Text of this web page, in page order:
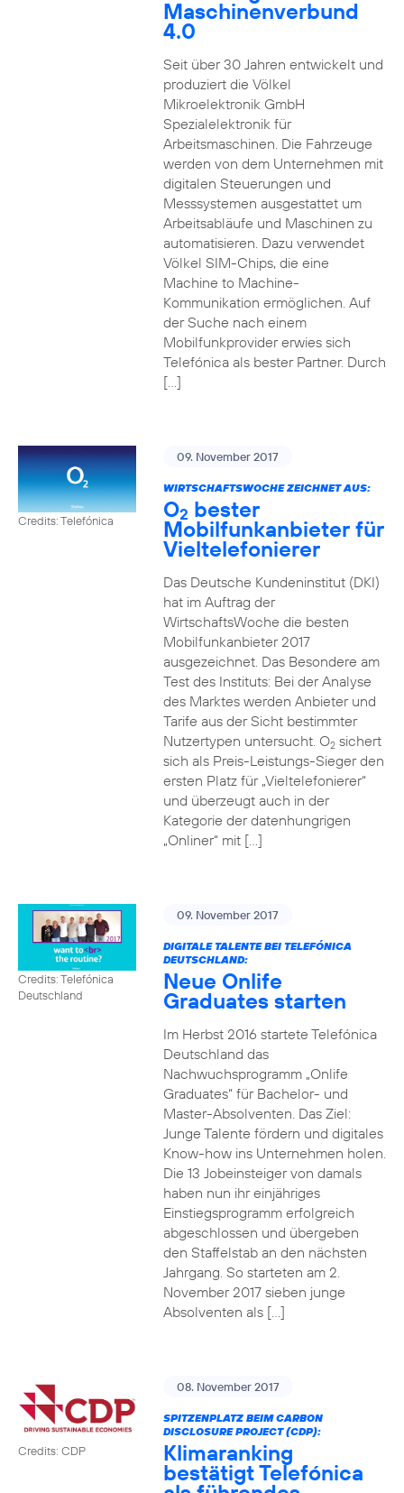
Maschinenverbund
4.0
Seit über 30 Jahren entwickelt und
produziert die Völkel
Mikroelektronik GmbH
Spezialelektronik für
Arbeitsmaschinen. Die Fahrzeuge
werden von dem Unternehmen mit
digitalen Steuerungen und
Messsystemen ausgestattet um
Arbeitsabläufe und Maschinen zu
automatisieren. Dazu verwendet
Völkel SIM-Chips, die eine
Machine to Machine-
Kommunikation ermöglichen. Auf
der Suche nach einem
Mobilfunkprovider erwies sich
Telefónica als bester Partner. Durch
[…]
Credits: Telefónica
09. November 2017
WIRTSCHAFTSWOCHE ZEICHNET AUS:
O2 bester
Mobilfunkanbieter für
Vieltelefonierer
Das Deutsche Kundeninstitut (DKI)
hat im Auftrag der
WirtschaftsWoche die besten
Mobilfunkanbieter 2017
ausgezeichnet. Das Besondere am
Test des Instituts: Bei der Analyse
des Marktes werden Anbieter und
Tarife aus der Sicht bestimmter
Nutzertypen untersucht. O2sichert
sich als Preis-Leistungs-Sieger den
ersten Platz für „Vieltelefonierer“
und überzeugt auch in der
Kategorie der datenhungrigen
„Onliner“ mit […]
Credits: Telefónica
Deutschland
09. November 2017
DIGITALE TALENTE BEI TELEFÓNICA
DEUTSCHLAND:
Neue Onlife
Graduates starten
Im Herbst 2016 startete Telefónica
Deutschland das
Nachwuchsprogramm „Onlife
Graduates“ für Bachelor- und
Master-Absolventen. Das Ziel:
Junge Talente fördern und digitales
Know-how ins Unternehmen holen.
Die 13 Jobeinsteiger von damals
haben nun ihr einjähriges
Einstiegsprogramm erfolgreich
abgeschlossen und übergeben
den Staffelstab an den nächsten
Jahrgang. So starteten am 2.
November 2017 sieben junge
Absolventen als […]
Credits: CDP
08. November 2017
SPITZENPLATZ BEIM CARBON
DISCLOSURE PROJECT (CDP):
Klimaranking
bestätigt Telefónica